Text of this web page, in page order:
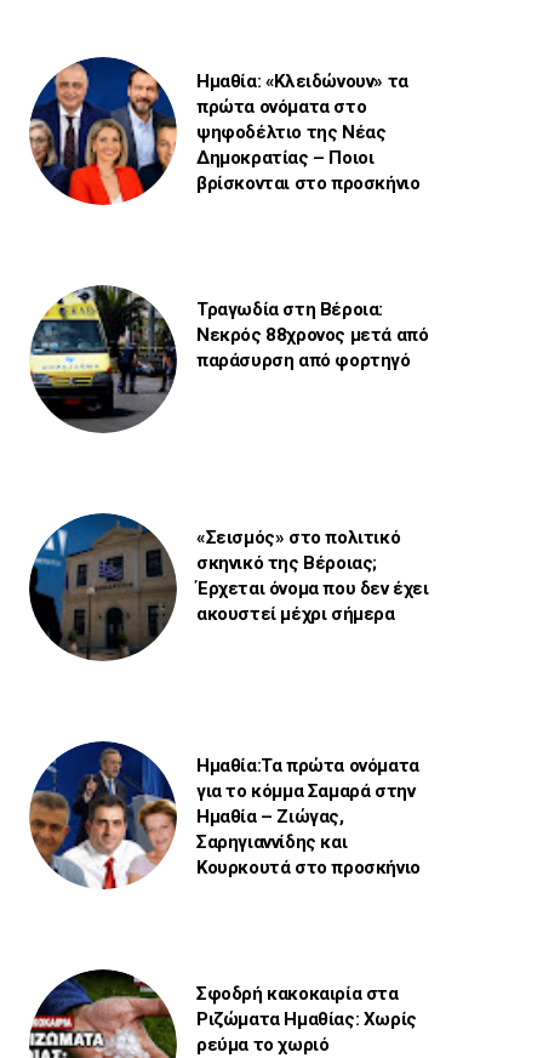
Ημαθία: «Κλειδώνουν» τα
πρώτα ονόματα στο
ψηφοδέλτιο της Νέας
Δημοκρατίας – Ποιοι
βρίσκονται στο προσκήνιο
Τραγωδία στη Βέροια:
Νεκρός 88χρονος μετά από
παράσυρση από φορτηγό
«Σεισμός» στο πολιτικό
σκηνικό της Βέροιας;
Έρχεται όνομα που δεν έχει
ακουστεί μέχρι σήμερα
Ημαθία:Τα πρώτα ονόματα
για το κόμμα Σαμαρά στην
Ημαθία – Ζιώγας,
Σαρηγιαννίδης και
Κουρκουτά στο προσκήνιο
Σφοδρή κακοκαιρία στα
Ριζώματα Ημαθίας: Χωρίς
ρεύμα το χωριό